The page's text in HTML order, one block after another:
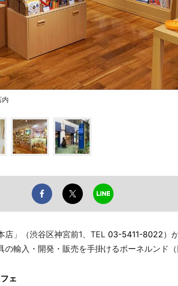
内
」（渋谷区神宮前1、TEL 03-5411-8022）
輸入・開発・販売を手掛けるボーネルンド（
ェ